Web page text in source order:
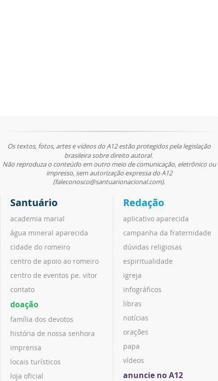
Os textos, fotos, artes e vídeos do A12 estão protegidos pela legislação
brasileira sobre direito autoral.
Não reproduza o conteúdo em outro meio de comunicação, eletrônico ou
impresso, sem autorização expressa do A12
(faleconosco@santuarionacional.com).
Santuário
academia marial
água mineral aparecida
cidade do romeiro
centro de apoio ao romeiro
centro de eventos pe. vitor
contato
doação
família dos devotos
história de nossa senhora
imprensa
locais turísticos
loja oficial
Redação
aplicativo aparecida
campanha da fraternidade
dúvidas religiosas
espiritualidade
igreja
infográficos
libras
notícias
orações
papa
vídeos
anuncie no A12